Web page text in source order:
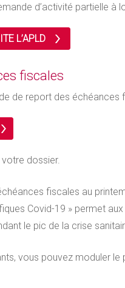
d’activité partielle à
L’APLD
fiscales
de report des
dossier.
fiscales au
Covid-19 » permet
le pic de la crise
vous pouvez moduler